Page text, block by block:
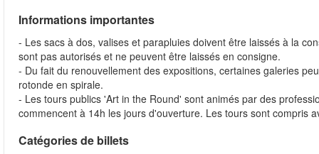
Informations importantes
- Les sacs à dos, valises et parapluies doivent être laissés à la
sont pas autorisés et ne peuvent être laissés en consigne.
- Du fait du renouvellement des expositions, certaines galeries
rotonde en spirale.
- Les tours publics 'Art in the Round' sont animés par des
commencent à 14h les jours d'ouverture. Les tours sont compris
Catégories de billets